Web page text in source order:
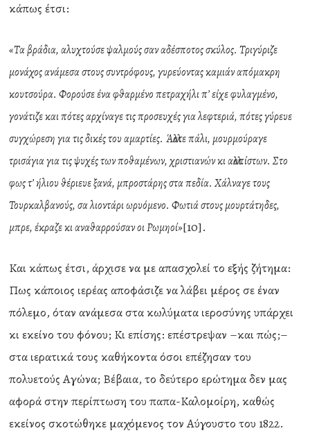
κάπως έτσι:
«Τα βράδια, αλυχτούσε ψαλμούς σαν αδέσποτος σκύλος. Τριγύριζε
μονάχος ανάμεσα στους συντρόφους, γυρεύοντας καμιάν απόμακρη
κουτσούρα. Φορούσε ένα φθαρμένο πετραχήλι π’ είχε φυλαγμένο,
γονάτιζε και πότες αρχίναγε τις προσευχές για λεφτεριά, πότες γύρευε
συγχώρεση για τις δικές του αμαρτίες. Άλλοτε πάλι, μουρμούραγε
τρισάγια για τις ψυχές των ποθαμένων, χριστιανών κι αλλοπίστων. Στο
φως τ’ ήλιου θέριευε ξανά, μπροστάρης στα πεδία. Χάλναγε τους
Τουρκαλβανούς, σα λιοντάρι ωρυόμενο. Φωτιά στους μουρτάτηδες,
μπρε, έκραζε κι αναθαρρούσαν οι Ρωμηοί»[10].
Και κάπως έτσι, άρχισε να με απασχολεί το εξής ζήτημα:
Πως κάποιος ιερέας αποφάσιζε να λάβει μέρος σε έναν
πόλεμο, όταν ανάμεσα στα κωλύματα ιεροσύνης υπάρχει
κι εκείνο του φόνου; Κι επίσης: επέστρεψαν –και πώς;–
στα ιερατικά τους καθήκοντα όσοι επέζησαν του
πολυετούς Αγώνα; Βέβαια, το δεύτερο ερώτημα δεν μας
αφορά στην περίπτωση του παπα-Καλομοίρη, καθώς
εκείνος σκοτώθηκε μαχόμενος τον Αύγουστο του 1822.